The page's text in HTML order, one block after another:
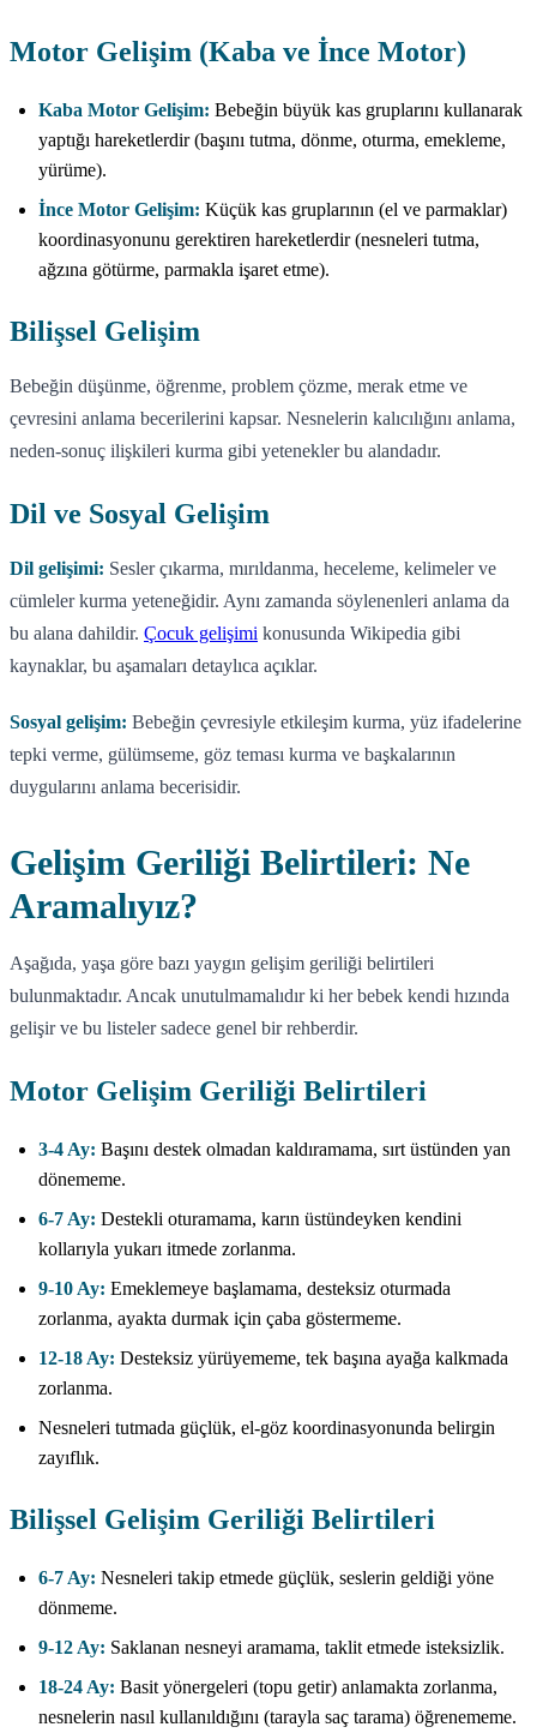
Motor Gelişim (Kaba ve İnce Motor)
Kaba Motor Gelişim: Bebeğin büyük kas gruplarını kullanarak
yaptığı hareketlerdir (başını tutma, dönme, oturma, emekleme,
yürüme).
İnce Motor Gelişim: Küçük kas gruplarının (el ve parmaklar)
koordinasyonunu gerektiren hareketlerdir (nesneleri tutma,
ağzına götürme, parmakla işaret etme).
Bilişsel Gelişim
Bebeğin düşünme, öğrenme, problem çözme, merak etme ve
çevresini anlama becerilerini kapsar. Nesnelerin kalıcılığını anlama,
neden-sonuç ilişkileri kurma gibi yetenekler bu alandadır.
Dil ve Sosyal Gelişim
Dil gelişimi: Sesler çıkarma, mırıldanma, heceleme, kelimeler ve
cümleler kurma yeteneğidir. Aynı zamanda söylenenleri anlama da
bu alana dahildir. Çocuk gelişimi konusunda Wikipedia gibi
kaynaklar, bu aşamaları detaylıca açıklar.
Sosyal gelişim: Bebeğin çevresiyle etkileşim kurma, yüz ifadelerine
tepki verme, gülümseme, göz teması kurma ve başkalarının
duygularını anlama becerisidir.
Gelişim Geriliği Belirtileri: Ne
Aramalıyız?
Aşağıda, yaşa göre bazı yaygın gelişim geriliği belirtileri
bulunmaktadır. Ancak unutulmamalıdır ki her bebek kendi hızında
gelişir ve bu listeler sadece genel bir rehberdir.
Motor Gelişim Geriliği Belirtileri
3-4 Ay: Başını destek olmadan kaldıramama, sırt üstünden yan
dönememe.
6-7 Ay: Destekli oturamama, karın üstündeyken kendini
kollarıyla yukarı itmede zorlanma.
9-10 Ay: Emeklemeye başlamama, desteksiz oturmada
zorlanma, ayakta durmak için çaba göstermeme.
12-18 Ay: Desteksiz yürüyememe, tek başına ayağa kalkmada
zorlanma.
Nesneleri tutmada güçlük, el-göz koordinasyonunda belirgin
zayıflık.
Bilişsel Gelişim Geriliği Belirtileri
6-7 Ay: Nesneleri takip etmede güçlük, seslerin geldiği yöne
dönmeme.
9-12 Ay: Saklanan nesneyi aramama, taklit etmede isteksizlik.
18-24 Ay: Basit yönergeleri (topu getir) anlamakta zorlanma,
nesnelerin nasıl kullanıldığını (tarayla saç tarama) öğrenememe.